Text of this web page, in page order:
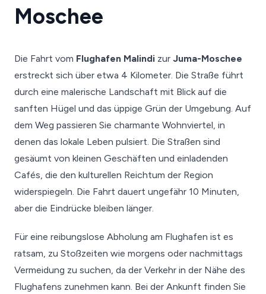
Moschee
Die Fahrt vom Flughafen Malindi zur Juma-Moschee
erstreckt sich über etwa 4 Kilometer. Die Straße führt
durch eine malerische Landschaft mit Blick auf die
sanften Hügel und das üppige Grün der Umgebung. Auf
dem Weg passieren Sie charmante Wohnviertel, in
denen das lokale Leben pulsiert. Die Straßen sind
gesäumt von kleinen Geschäften und einladenden
Cafés, die den kulturellen Reichtum der Region
widerspiegeln. Die Fahrt dauert ungefähr 10 Minuten,
aber die Eindrücke bleiben länger.
Für eine reibungslose Abholung am Flughafen ist es
ratsam, zu Stoßzeiten wie morgens oder nachmittags
Vermeidung zu suchen, da der Verkehr in der Nähe des
Flughafens zunehmen kann. Bei der Ankunft finden Sie